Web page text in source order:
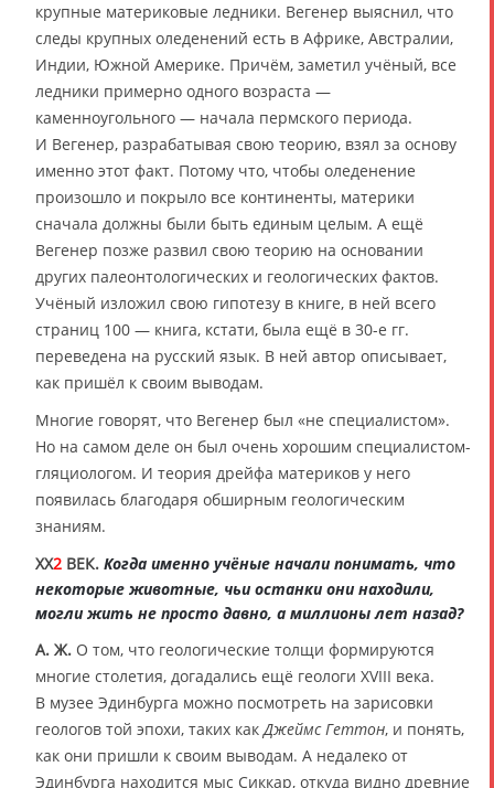
крупные материковые ледники. Вегенер выяснил, что
следы крупных оледенений есть в Африке, Австралии,
Индии, Южной Америке. Причём, заметил учёный, все
ледники примерно одного возраста —
каменноугольного — начала пермского периода.
И Вегенер, разрабатывая свою теорию, взял за основу
именно этот факт. Потому что, чтобы оледенение
произошло и покрыло все континенты, материки
сначала должны были быть единым целым. А ещё
Вегенер позже развил свою теорию на основании
других палеонтологических и геологических фактов.
Учёный изложил свою гипотезу в книге, в ней всего
страниц 100 — книга, кстати, была ещё в 30-е гг.
переведена на русский язык. В ней автор описывает,
как пришёл к своим выводам.
Многие говорят, что Вегенер был «не специалистом».
Но на самом деле он был очень хорошим специалистом-
гляциологом. И теория дрейфа материков у него
появилась благодаря обширным геологическим
знаниям.
XX2 ВЕК. Когда именно учёные начали понимать, что
некоторые животные, чьи останки они находили,
могли жить не просто давно, а миллионы лет назад?
А. Ж. О том, что геологические толщи формируются
многие столетия, догадались ещё геологи XVIII века.
В музее Эдинбурга можно посмотреть на зарисовки
геологов той эпохи, таких какДжеймс Геттон, и понять,
как они пришли к своим выводам. А недалеко от
Эдинбурга находится мыс Сиккар, откуда видно древние